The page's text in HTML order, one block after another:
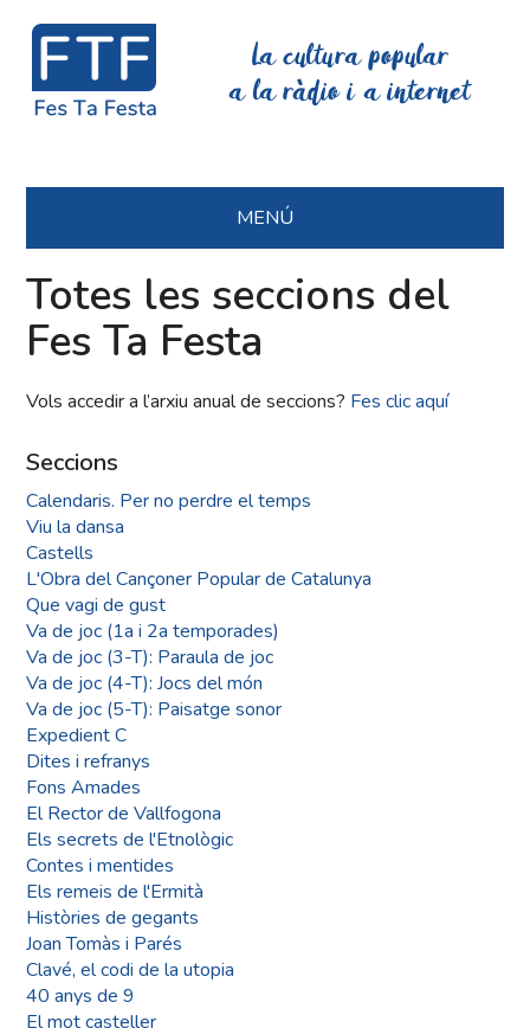
La cultura popular
a la ràdio i a internet
MENÚ
Totes les seccions del
Fes Ta Festa
Vols accedir a l’arxiu anual de seccions? Fes clic aquí
Seccions
Calendaris. Per no perdre el temps
Viu la dansa
Castells
L'Obra del Cançoner Popular de Catalunya
Que vagi de gust
Va de joc (1a i 2a temporades)
Va de joc (3-T): Paraula de joc
Va de joc (4-T): Jocs del món
Va de joc (5-T): Paisatge sonor
Expedient C
Dites i refranys
Fons Amades
El Rector de Vallfogona
Els secrets de l'Etnològic
Contes i mentides
Els remeis de l'Ermità
Històries de gegants
Joan Tomàs i Parés
Clavé, el codi de la utopia
40 anys de 9
El mot casteller